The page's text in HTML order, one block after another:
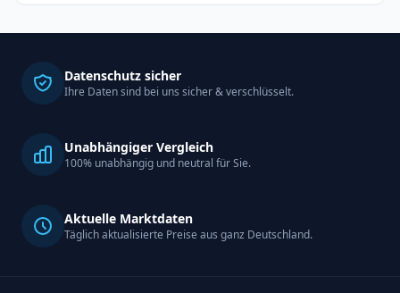
Datenschutz sicher
Ihre Daten sind bei uns sicher & verschlüsselt.
Unabhängiger Vergleich
100% unabhängig und neutral für Sie.
Aktuelle Marktdaten
Täglich aktualisierte Preise aus ganz Deutschland.